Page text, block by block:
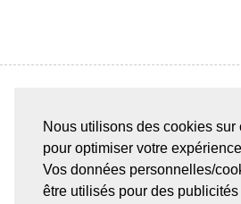
Nous utilisons des cookies sur
pour optimiser votre
Vos données personnelles/
être utilisés pour des publicités
PAIEMENT SÛR & FACILE